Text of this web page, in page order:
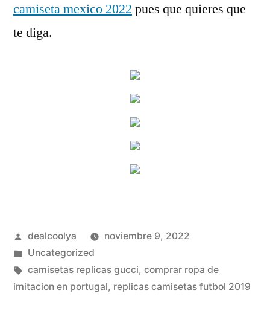
camiseta mexico 2022 pues que quieres que
te diga.
Publicado
por
dealcoolya
noviembre 9, 2022
Publicado
en
Uncategorized
Etiquetas:
camisetas replicas gucci, comprar ropa de
imitacion en portugal, replicas camisetas futbol 2019